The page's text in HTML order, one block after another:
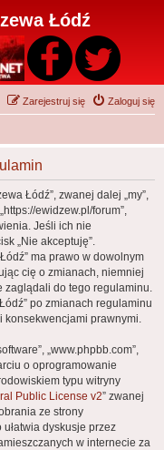
Łódź
Zaloguj się
Zarejestruj się
Łódź”, zwanej dalej „my”,
ewidzew.pl/forum”,
Jeśli ich nie
„Nie akceptuję”.
ma prawo w dowolnym
cię o zmianach, niemniej
zaglądali do tego regulaminu.
po zmianach regulaminu
konsekwencjami prawnymi.
„www.phpbb.com”,
o oprogramowanie
typu witryny
Public License v2” zwanej
ze strony
dyskusje przez
w internecie za